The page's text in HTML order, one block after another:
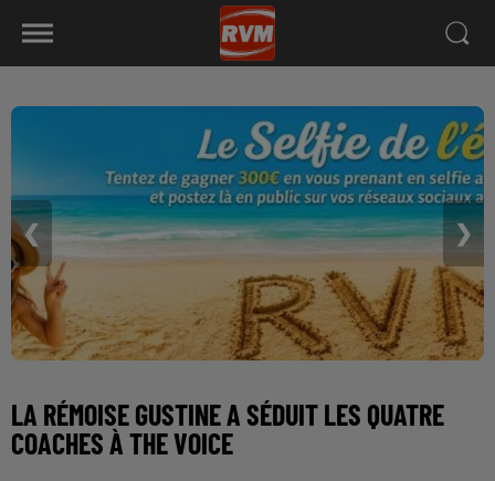
❮ ❯
LA RÉMOISE GUSTINE A SÉDUIT LES QUATRE
COACHES À THE VOICE